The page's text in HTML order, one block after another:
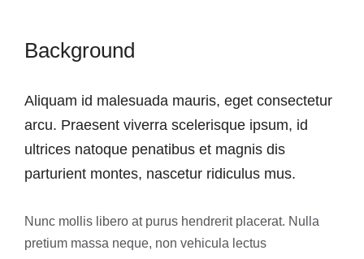
Background
Aliquam id malesuada mauris, eget consectetur
arcu. Praesent viverra scelerisque ipsum, id
ultrices natoque penatibus et magnis dis
parturient montes, nascetur ridiculus mus.
Nunc mollis libero at purus hendrerit placerat. Nulla
pretium massa neque, non vehicula lectus